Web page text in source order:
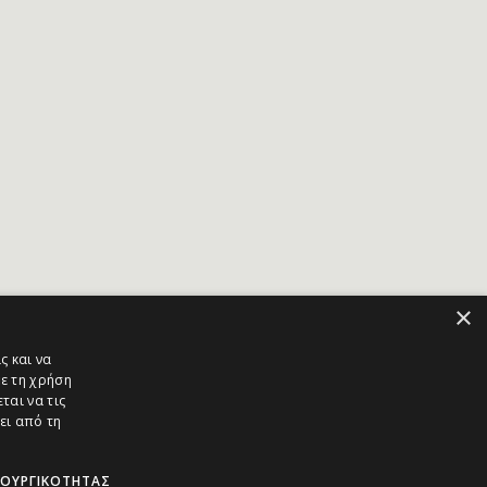
×
και να
τη χρήση
να τις
από τη